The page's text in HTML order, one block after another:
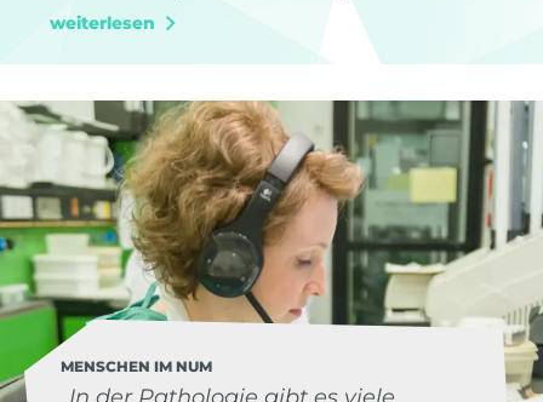
weiterlesen
MENSCHEN IM NUM
„In der Pathologie gibt es viele